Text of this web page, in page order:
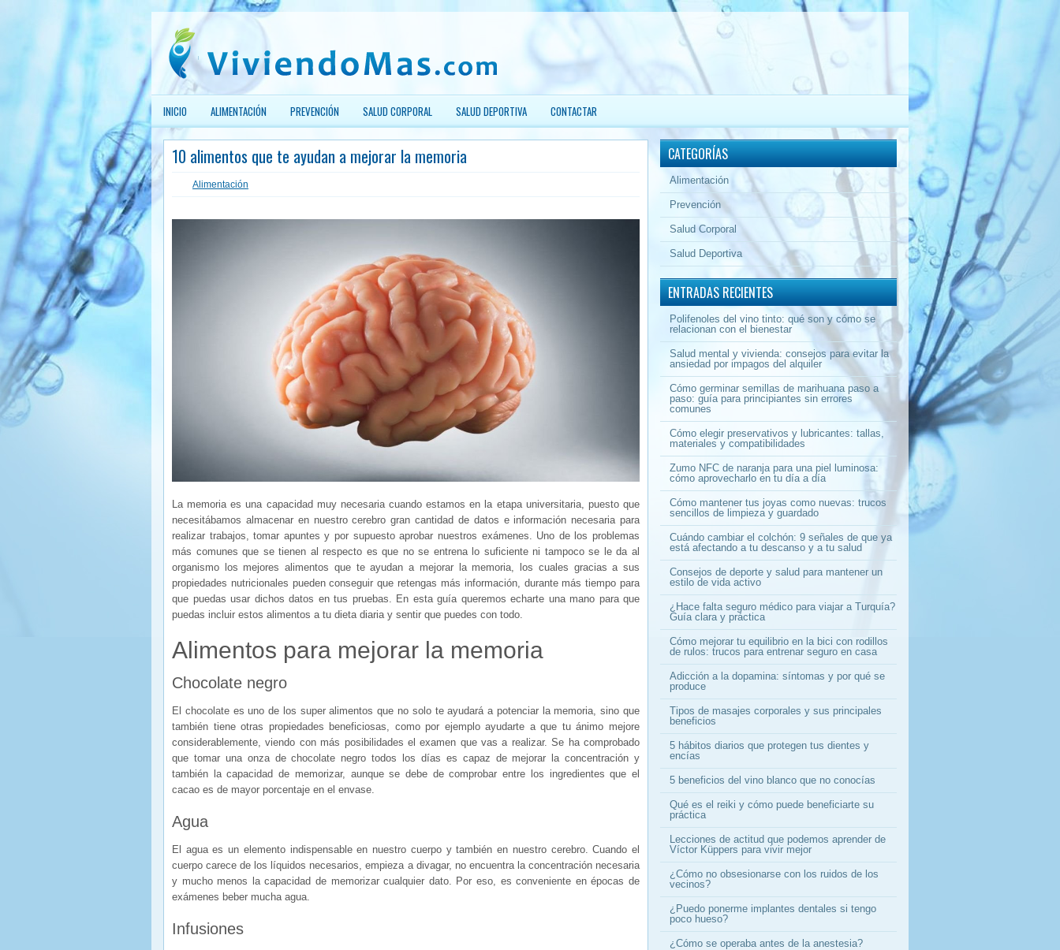
INICIO ALIMENTACIÓN PREVENCIÓN SALUD CORPORAL SALUD DEPORTIVA CONTACTAR
10 alimentos que te ayudan a mejorar la memoria
Alimentación
La memoria es una capacidad muy necesaria cuando estamos en la etapa universitaria, puesto que
necesitábamos almacenar en nuestro cerebro gran cantidad de datos e información necesaria para
realizar trabajos, tomar apuntes y por supuesto aprobar nuestros exámenes. Uno de los problemas
más comunes que se tienen al respecto es que no se entrena lo suficiente ni tampoco se le da al
organismo los mejores alimentos que te ayudan a mejorar la memoria, los cuales gracias a sus
propiedades nutricionales pueden conseguir que retengas más información, durante más tiempo para
que puedas usar dichos datos en tus pruebas. En esta guía queremos echarte una mano para que
puedas incluir estos alimentos a tu dieta diaria y sentir que puedes con todo.
Alimentos para mejorar la memoria
Chocolate negro
El chocolate es uno de los super alimentos que no solo te ayudará a potenciar la memoria, sino que
también tiene otras propiedades beneficiosas, como por ejemplo ayudarte a que tu ánimo mejore
considerablemente, viendo con más posibilidades el examen que vas a realizar. Se ha comprobado
que tomar una onza de chocolate negro todos los días es capaz de mejorar la concentración y
también la capacidad de memorizar, aunque se debe de comprobar entre los ingredientes que el
cacao es de mayor porcentaje en el envase.
Agua
El agua es un elemento indispensable en nuestro cuerpo y también en nuestro cerebro. Cuando el
cuerpo carece de los líquidos necesarios, empieza a divagar, no encuentra la concentración necesaria
y mucho menos la capacidad de memorizar cualquier dato. Por eso, es conveniente en épocas de
exámenes beber mucha agua.
Infusiones
CATEGORÍAS
Alimentación
Prevención
Salud Corporal
Salud Deportiva
ENTRADAS RECIENTES
Polifenoles del vino tinto: qué son y cómo se
relacionan con el bienestar
Salud mental y vivienda: consejos para evitar la
ansiedad por impagos del alquiler
Cómo germinar semillas de marihuana paso a
paso: guía para principiantes sin errores
comunes
Cómo elegir preservativos y lubricantes: tallas,
materiales y compatibilidades
Zumo NFC de naranja para una piel luminosa:
cómo aprovecharlo en tu día a día
Cómo mantener tus joyas como nuevas: trucos
sencillos de limpieza y guardado
Cuándo cambiar el colchón: 9 señales de que ya
está afectando a tu descanso y a tu salud
Consejos de deporte y salud para mantener un
estilo de vida activo
¿Hace falta seguro médico para viajar a Turquía?
Guía clara y práctica
Cómo mejorar tu equilibrio en la bici con rodillos
de rulos: trucos para entrenar seguro en casa
Adicción a la dopamina: síntomas y por qué se
produce
Tipos de masajes corporales y sus principales
beneficios
5 hábitos diarios que protegen tus dientes y
encías
5 beneficios del vino blanco que no conocías
Qué es el reiki y cómo puede beneficiarte su
práctica
Lecciones de actitud que podemos aprender de
Víctor Küppers para vivir mejor
¿Cómo no obsesionarse con los ruidos de los
vecinos?
¿Puedo ponerme implantes dentales si tengo
poco hueso?
¿Cómo se operaba antes de la anestesia?